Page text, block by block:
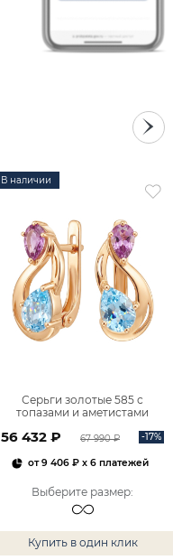
В наличии
Серьги золотые 585 с
топазами и аметистами
56 432 ₽ 67 990 ₽ -17%
от9 406 ₽x 6 платежей
Выберите размер:
Купить в один клик